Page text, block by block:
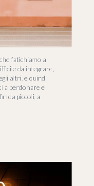
fatichiamo a
da integrare,
altri, e quindi
a perdonare e
da piccoli, a